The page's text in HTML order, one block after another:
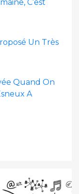
C’est
Un Très
Quand On
A